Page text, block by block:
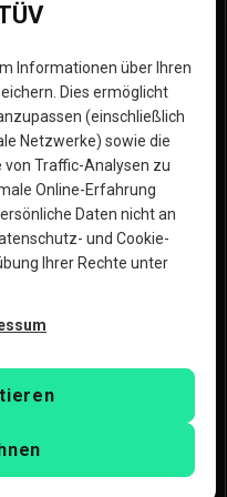
Partner
Website erklärst Du
und der
Deutschland GmbH und
Informationen über Ihren
Dies ermöglicht
(einschließlich
Netzwerke) sowie die
von Traffic-Analysen zu
Online-Erfahrung
Daten nicht an
und Cookie-
Ihrer Rechte unter